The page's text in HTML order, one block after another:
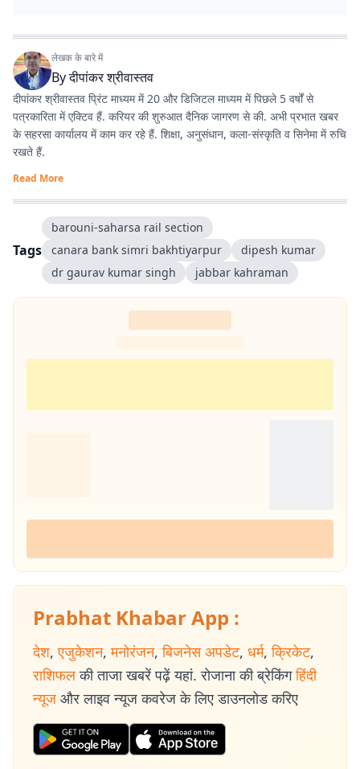
लेखक के बारे में
Byदीपांकर श्रीवास्तव
दीपांकर श्रीवास्तव प्रिंट माध्यम में 20 और डिजिटल माध्यम में पिछले 5 वर्षों से
पत्रकारिता में एक्टिव हैं. करियर की शुरुआत दैनिक जागरण से की. अभी प्रभात खबर
के सहरसा कार्यालय में काम कर रहे हैं. शिक्षा, अनुसंधान, कला-संस्कृति व सिनेमा में रुचि
रखते हैं.
Read More
Tags
barouni-saharsa rail section
canara bank simri bakhtiyarpur
dipesh kumar
dr gaurav kumar singh
jabbar kahraman
Prabhat Khabar App :
देश, एजुकेशन, मनोरंजन, बिजनेस अपडेट, धर्म, क्रिकेट,
राशिफल की ताजा खबरें पढ़ें यहां. रोजाना की ब्रेकिंग हिंदी
न्यूज और लाइव न्यूज कवरेज के लिए डाउनलोड करिए